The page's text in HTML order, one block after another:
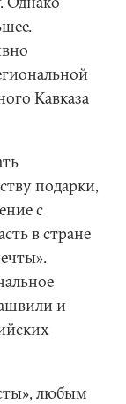
Кавказа
подарки,
с
в стране
и
любым